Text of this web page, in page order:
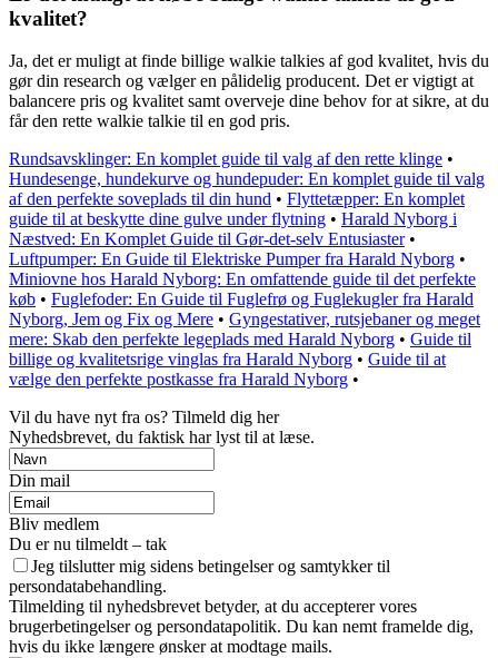
kvalitet?
Ja, det er muligt at finde billige walkie talkies af god kvalitet, hvis du
gør din research og vælger en pålidelig producent. Det er vigtigt at
balancere pris og kvalitet samt overveje dine behov for at sikre, at du
får den rette walkie talkie til en god pris.
Rundsavsklinger: En komplet guide til valg af den rette klinge •
Hundesenge, hundekurve og hundepuder: En komplet guide til valg
af den perfekte soveplads til din hund • Flyttetæpper: En komplet
guide til at beskytte dine gulve under flytning • Harald Nyborg i
Næstved: En Komplet Guide til Gør-det-selv Entusiaster•
Luftpumper: En Guide til Elektriske Pumper fra Harald Nyborg •
Miniovne hos Harald Nyborg: En omfattende guide til det perfekte
køb • Fuglefoder: En Guide til Fuglefrø og Fuglekugler fra Harald
Nyborg, Jem og Fix og Mere • Gyngestativer, rutsjebaner og meget
mere: Skab den perfekte legeplads med Harald Nyborg • Guide til
billige og kvalitetsrige vinglas fra Harald Nyborg • Guide til at
vælge den perfekte postkasse fra Harald Nyborg •
Vil du have nyt fra os? Tilmeld dig her
Nyhedsbrevet, du faktisk har lyst til at læse.
Din mail
Bliv medlem
Du er nu tilmeldt – tak
Jeg tilslutter mig sidens betingelser og samtykker til
persondatabehandling.
Tilmelding til nyhedsbrevet betyder, at du accepterer vores
brugerbetingelser og persondatapolitik. Du kan nemt framelde dig,
hvis du ikke længere ønsker at modtage mails.